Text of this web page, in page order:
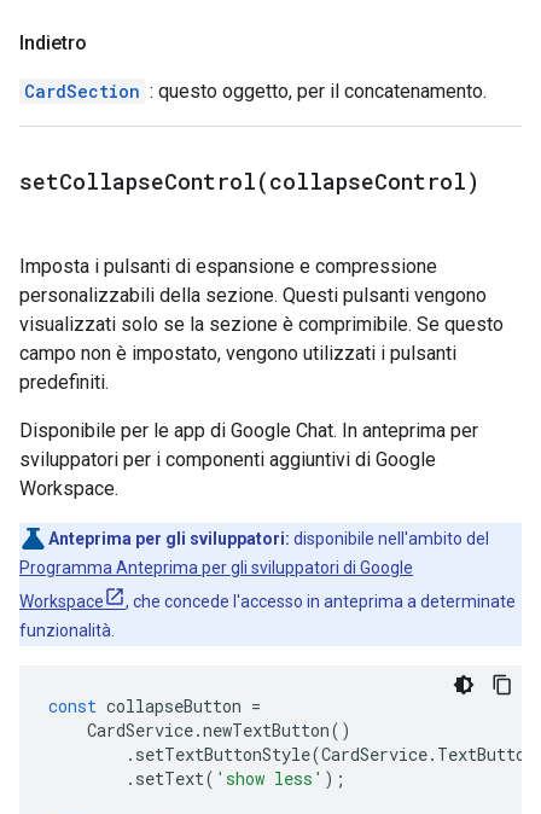
Indietro
CardSection : questo oggetto, per il concatenamento.
setCollapseControl(collapseControl)
Imposta i pulsanti di espansione e compressione
personalizzabili della sezione. Questi pulsanti vengono
visualizzati solo se la sezione è comprimibile. Se questo
campo non è impostato, vengono utilizzati i pulsanti
predefiniti.
Disponibile per le app di Google Chat. In anteprima per
sviluppatori per i componenti aggiuntivi di Google
Workspace.
Anteprima per gli sviluppatori: disponibile nell'ambito del
Programma Anteprima per gli sviluppatori di Google
Workspace
, che concede l'accesso in anteprima a determinate
funzionalità.
const collapseButton =
CardService.newTextButton()
. setTextButtonStyle(CardService.
. setText( 'show less' );